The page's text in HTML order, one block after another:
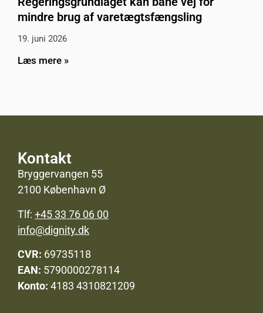
mindre brug af varetægtsfængsling
19. juni 2026
Læs mere »
Kontakt
Bryggervangen 55
2100 København Ø
Tlf: +45 33 76 06 00
info@dignity.dk
CVR: 69735118
EAN: 5790000278114
Konto: 4183 4310821209